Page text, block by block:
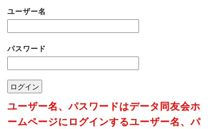
ユーザー名
パスワード
ユーザー名、パスワードはデータ同友会ホ
ームページにログインするユーザー名、パ